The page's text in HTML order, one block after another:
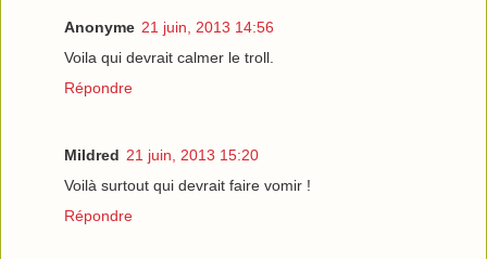
Anonyme 21 juin, 2013 14:56
Voila qui devrait calmer le troll.
Répondre
Mildred 21 juin, 2013 15:20
Voilà surtout qui devrait faire vomir !
Répondre